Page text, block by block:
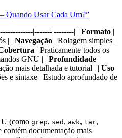
Quando Usar Cada Um?”
|-------|--------| | Formato |
| | Navegação | Rolagem simples |
| Praticamente todos os
GNU | | Profundidade |
mais detalhada e tutorial | | Uso
e sintaxe | Estudo aprofundado de
(como grep, sed , awk, tar,
contém documentação mais